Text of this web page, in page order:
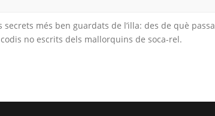
més ben guardats de l’illa: des de què passa
no escrits dels mallorquins de soca-rel.